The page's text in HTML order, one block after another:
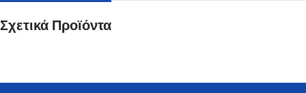
Σχετικά Προϊόντα